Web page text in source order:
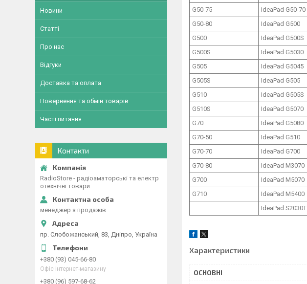
G50-75
IdeaPad G50-70
G50-80
IdeaPad G500
G500
IdeaPad G500S
G500S
IdeaPad G5030
G505
IdeaPad G5045
G505S
IdeaPad G505
G510
IdeaPad G505S
G510S
IdeaPad G5070
G70
IdeaPad G5080
G70-50
IdeaPad G510
G70-70
IdeaPad G700
G70-80
IdeaPad M3070
G700
IdeaPad M5070
G710
IdeaPad M5400
IdeaPad S2030T
Характеристики
ОСНОВНІ
Новини
Статті
Про нас
Відгуки
Доставка та оплата
Повернення та обмін товарів
Часті питання
Контакти
RadioStore - радіоаматорські та електр
отехнічні товари
менеджер з продажів
пр. Слобожанський, 83, Дніпро, Україна
+380 (93) 045-66-80
Офіс інтернет-магазину
+380 (96) 597-68-62